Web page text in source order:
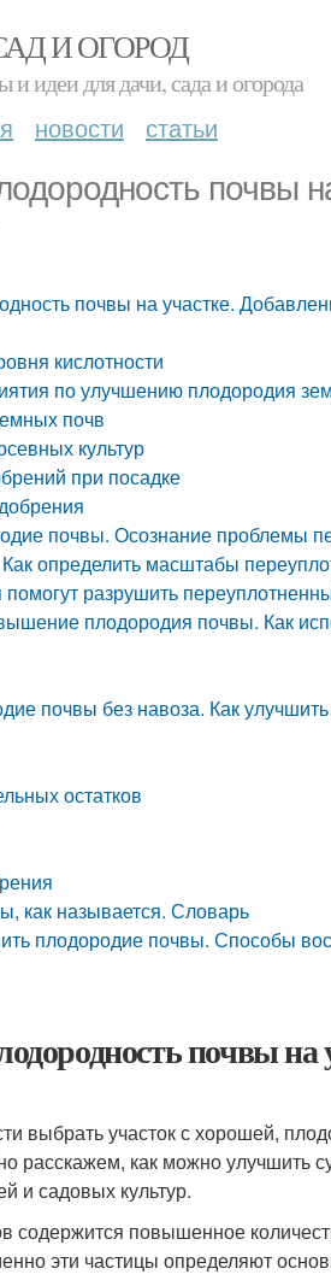
И ОГОРОД
и идеи для дачи, сада и огорода
новости статьи
почвы
почвы на участке.
кислотности
по улучшению плодородия
почв
культур
при посадке
почвы. Осознание проблемы
определить масштабы
помогут разрушить
плодородия почвы. Как
почвы без навоза. Как
остатков
как называется. Словарь
плодородие почвы. Способы
почвы на
выбрать участок с хорошей,
расскажем, как можно улучшить
и садовых культур.
содержится повышенное
эти частицы определяют